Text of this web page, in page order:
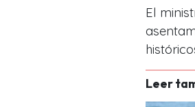
El
Leer